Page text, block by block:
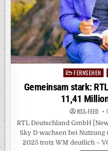
PostedFERNSEHEN
Gemeinsam stark:
11,41
RSS-FEED
RTL Deutschland GmbH
Sky D wachsen bei
2025 trotz WM deutlich –